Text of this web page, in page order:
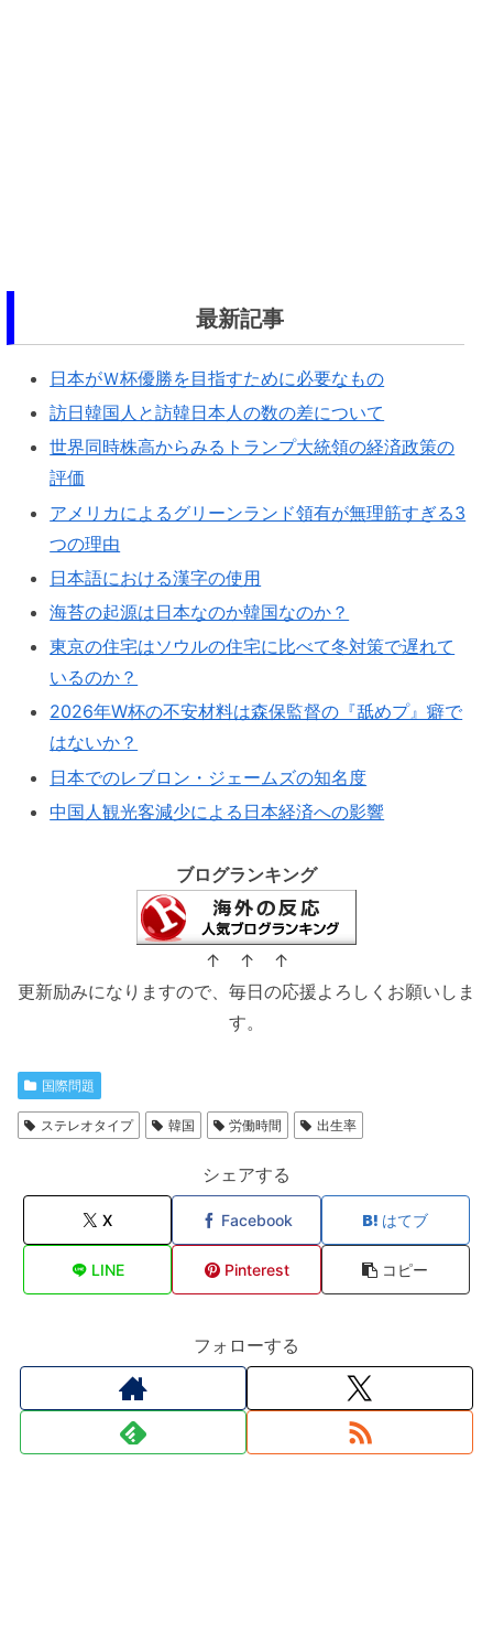
最新記事
日本がＷ杯優勝を目指すために必要なもの
訪日韓国人と訪韓日本人の数の差について
世界同時株高からみるトランプ大統領の経済政策の
評価
アメリカによるグリーンランド領有が無理筋すぎる3
つの理由
日本語における漢字の使用
海苔の起源は日本なのか韓国なのか？
東京の住宅はソウルの住宅に比べて冬対策で遅れて
いるのか？
2026年W杯の不安材料は森保監督の『舐めプ』癖で
はないか？
日本でのレブロン・ジェームズの知名度
中国人観光客減少による日本経済への影響
ブログランキング
↑ ↑ ↑
更新励みになりますので、毎日の応援よろしくお願いしま
す。
国際問題
ステレオタイプ 韓国 労働時間 出生率
シェアする
X Facebook はてブ
LINE Pinterest コピー
フォローする